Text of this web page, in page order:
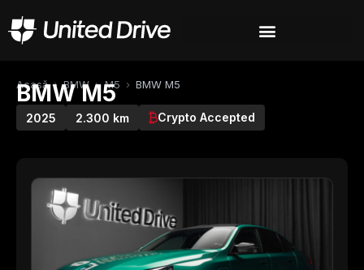
Acasă › BMW › M5 › BMW M5
BMW M5
2025 2.300 km Crypto Accepted